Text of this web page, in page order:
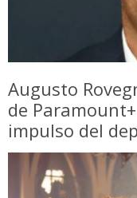
Augusto
de
impulso del